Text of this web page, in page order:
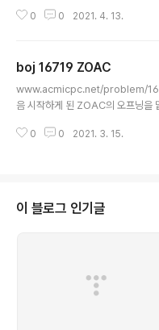
이다. 이어 한 줄
렇게 위치하며 북쪽과 남쪽의 경우
에서의 거리를 나타냅니다. 10 5 3
: 북쪽이고, 왼쪽에서 4칸 떨어진 거
0 0 2021. 4. 13.
boj 16719 ZOAC
www.acmicpc.net/problem/
음 시작하게 된 ZOAC의 오프닝을
우는 문자열을 보여주는 새로
두 벡터에 넣습니다. 이 때 추가한
니다. 그 중 사전 순으로 가장 앞에
0 0 2021. 3. 15.
이 블로그 인기글